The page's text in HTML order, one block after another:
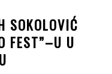
SOKOLOVIĆ
FEST”–U U